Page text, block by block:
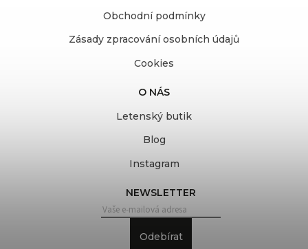
Obchodní podmínky
Zásady zpracování osobních údajů
Cookies
O NÁS
Letenský butik
Blog
Instagram
NEWSLETTER
Odebírat